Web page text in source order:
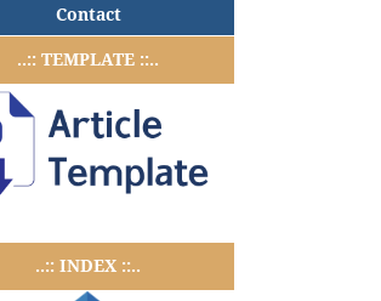
Contact
..:: TEMPLATE ::..
..:: INDEX ::..